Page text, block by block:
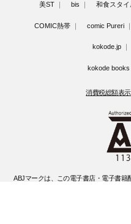
美ST bis 和食スタイ
COMIC熱帯 comic Pureri
kokode.jp
kokode books
消費税総額表
ABJマークは、この電子書店・電子書